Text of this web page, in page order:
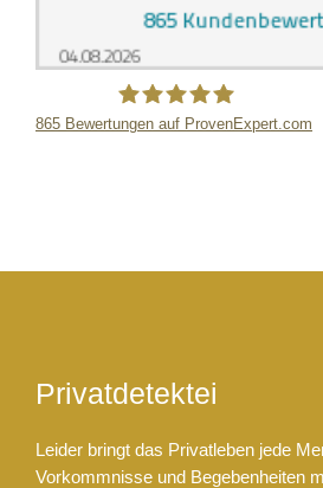
865 Bewertungen auf ProvenExpert.com
Privatdetektei
Leider bringt das Privatleben jede
Vorkommnisse und Begebenheiten